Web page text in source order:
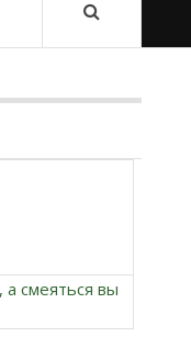
а смеяться вы